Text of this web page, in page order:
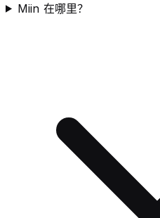
Miin 在哪里？